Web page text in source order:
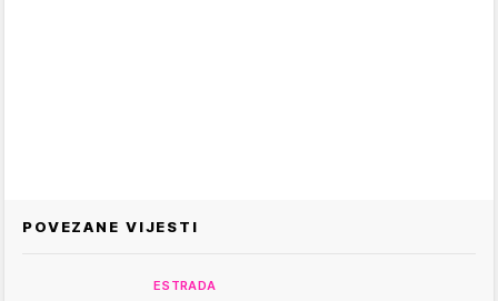
POVEZANE VIJESTI
ESTRADA